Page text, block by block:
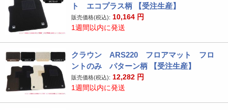
ト エコプラス柄 【受注生産】
販売価格(税込): 10,164 円
1週間以内に発送
クラウン ARS220 フロアマット フロ
ントのみ パターン柄 【受注生産】
販売価格(税込): 12,282 円
1週間以内に発送